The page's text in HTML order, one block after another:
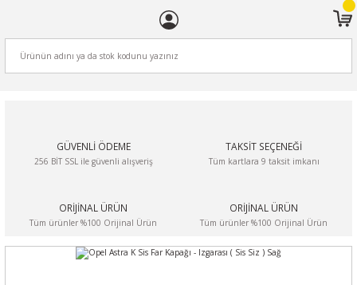
GÜVENLİ ÖDEME
256 BİT SSL ile güvenli alışveriş
TAKSİT SEÇENEĞİ
Tüm kartlara 9 taksit imkanı
ORİJİNAL ÜRÜN
Tüm ürünler %100 Orijinal Ürün
ORİJİNAL ÜRÜN
Tüm ürünler %100 Orijinal Ürün